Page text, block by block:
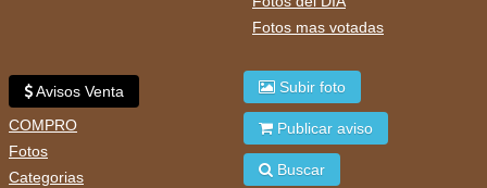
Fotos mas votadas
Avisos Venta
COMPRO
Fotos
Categorias
Subir foto
Publicar aviso
Buscar